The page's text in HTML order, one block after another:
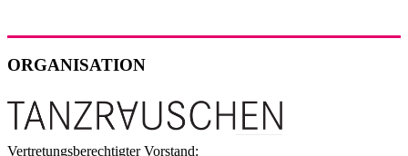
ORGANISATION
Vertretungsberechtigter Vorstand: